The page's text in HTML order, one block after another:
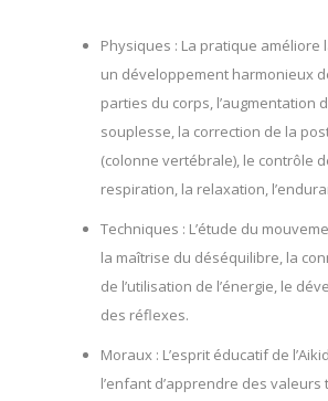
Physiques : La pratique améliore
un développement harmonieux
parties du corps, l’augmentation
souplesse, la correction de la
(colonne vertébrale), le contrôle
respiration, la relaxation,
Techniques : L’étude du
la maîtrise du déséquilibre, la
de l’utilisation de l’énergie, le
des réflexes.
Moraux : L’esprit éducatif de
l’enfant d’apprendre des valeurs